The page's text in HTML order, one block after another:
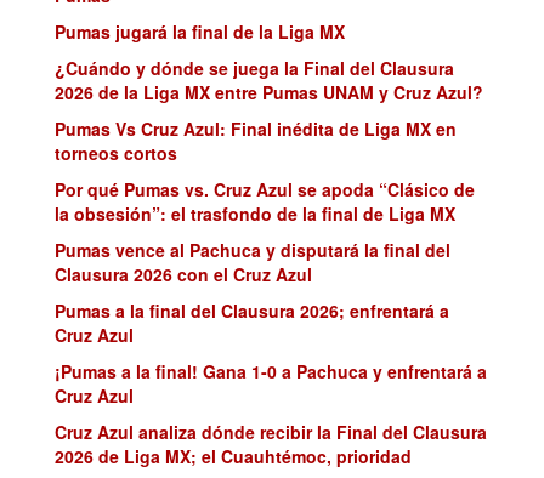
Pumas jugará la final de la Liga MX
¿Cuándo y dónde se juega la Final del Clausura
2026 de la Liga MX entre Pumas UNAM y Cruz Azul?
Pumas Vs Cruz Azul: Final inédita de Liga MX en
torneos cortos
Por qué Pumas vs. Cruz Azul se apoda “Clásico de
la obsesión”: el trasfondo de la final de Liga MX
Pumas vence al Pachuca y disputará la final del
Clausura 2026 con el Cruz Azul
Pumas a la final del Clausura 2026; enfrentará a
Cruz Azul
¡Pumas a la final! Gana 1-0 a Pachuca y enfrentará a
Cruz Azul
Cruz Azul analiza dónde recibir la Final del Clausura
2026 de Liga MX; el Cuauhtémoc, prioridad